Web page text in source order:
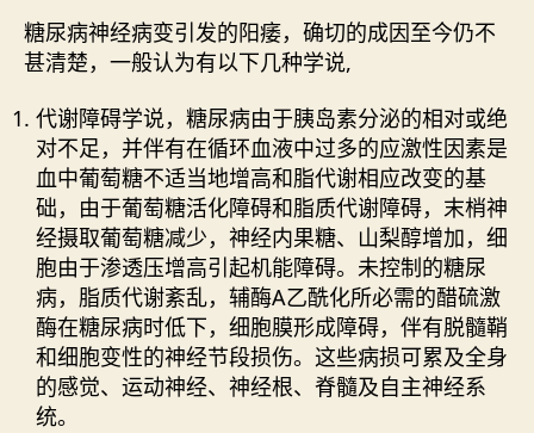
糖尿病神经病变引发的阳痿，确切的成因至今仍不
甚清楚，一般认为有以下几种学说,
代谢障碍学说，糖尿病由于胰岛素分泌的相对或绝
对不足，并伴有在循环血液中过多的应激性因素是
血中葡萄糖不适当地增高和脂代谢相应改变的基
础，由于葡萄糖活化障碍和脂质代谢障碍，末梢神
经摄取葡萄糖减少，神经内果糖、山梨醇增加，细
胞由于渗透压增高引起机能障碍。未控制的糖尿
病，脂质代谢紊乱，辅酶A乙酰化所必需的醋硫激
酶在糖尿病时低下，细胞膜形成障碍，伴有脱髓鞘
和细胞变性的神经节段损伤。这些病损可累及全身
的感觉、运动神经、神经根、脊髓及自主神经系
统。